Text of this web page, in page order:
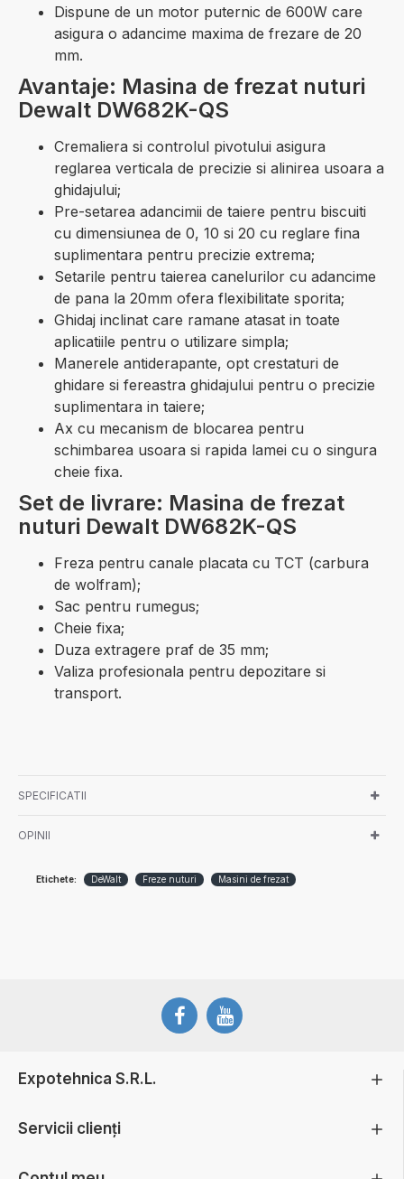
Dispune de un motor puternic de 600W care
asigura o adancime maxima de frezare de 20
mm.
Avantaje: Masina de frezat nuturi
Dewalt DW682K-QS
Cremaliera si controlul pivotului asigura
reglarea verticala de precizie si alinirea usoara a
ghidajului;
Pre-setarea adancimii de taiere pentru biscuiti
cu dimensiunea de 0, 10 si 20 cu reglare fina
suplimentara pentru precizie extrema;
Setarile pentru taierea canelurilor cu adancime
de pana la 20mm ofera flexibilitate sporita;
Ghidaj inclinat care ramane atasat in toate
aplicatiile pentru o utilizare simpla;
Manerele antiderapante, opt crestaturi de
ghidare si fereastra ghidajului pentru o precizie
suplimentara in taiere;
Ax cu mecanism de blocarea pentru
schimbarea usoara si rapida lamei cu o singura
cheie fixa.
Set de livrare: Masina de frezat
nuturi Dewalt DW682K-QS
Freza pentru canale placata cu TCT (carbura
de wolfram);
Sac pentru rumegus;
Cheie fixa;
Duza extragere praf de 35 mm;
Valiza profesionala pentru depozitare si
transport.
SPECIFICATII
OPINII
Etichete: DeWalt Freze nuturi Masini de frezat
Expotehnica S.R.L.
Servicii clienți